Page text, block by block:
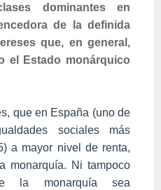
dominantes en
de la definida
que, en general,
el Estado monárquico
que en España (uno de
sociales más
a mayor nivel de renta,
monarquía. Ni tampoco
la monarquía sea